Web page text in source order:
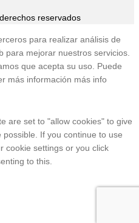
reservados
para realizar análisis de
para mejorar nuestros servicios.
que acepta su uso. Puede
más información más info
are set to "allow cookies" to give
If you continue to use
cookie settings or you click
to this.